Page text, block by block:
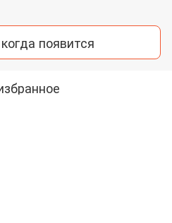
появится